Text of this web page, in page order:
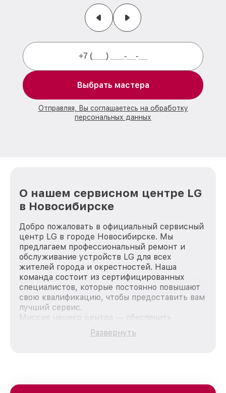
Выбрать мастера
Отправляя, Вы соглашаетесь на обработку
персональных данных
О нашем сервисном центре LG
в Новосибирске
Добро пожаловать в официальный сервисный
центр LG в городе Новосибирске. Мы
предлагаем профессиональный ремонт и
обслуживание устройств LG для всех
жителей города и окрестностей. Наша
команда состоит из сертифицированных
специалистов, которые постоянно повышают
свою квалификацию, чтобы предоставить вам
лучший сервис.
Миссия нашего центра — обеспечить
качественный и доступный ремонт для
каждого пользователя продукции LG, вне
Развернуть